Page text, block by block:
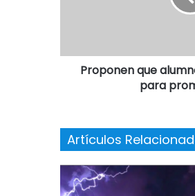
Proponen que
para
Artículos